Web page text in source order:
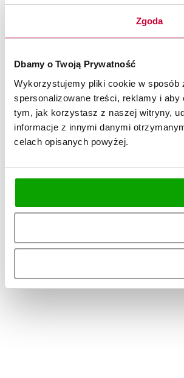
Zgoda
Dbamy o Twoją Prywatność
Wykorzystujemy pliki cookie w sposób
spersonalizowane treści, reklamy i
tym, jak korzystasz z naszej witryny,
informacje z innymi danymi
celach opisanych powyżej.